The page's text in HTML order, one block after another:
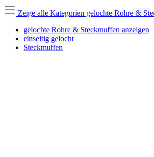
Zeige alle Kategorien gelochte Rohre &
gelochte Rohre & Steckmuffen anzeigen
einseitig gelocht
Steckmuffen